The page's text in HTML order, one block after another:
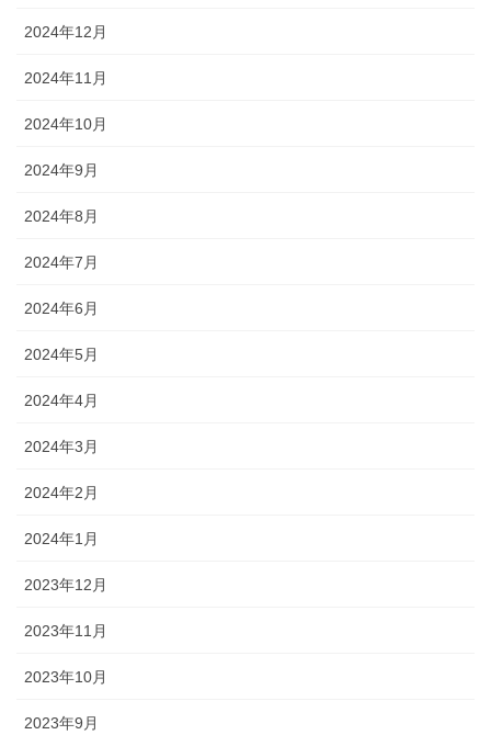
2024年12月
2024年11月
2024年10月
2024年9月
2024年8月
2024年7月
2024年6月
2024年5月
2024年4月
2024年3月
2024年2月
2024年1月
2023年12月
2023年11月
2023年10月
2023年9月